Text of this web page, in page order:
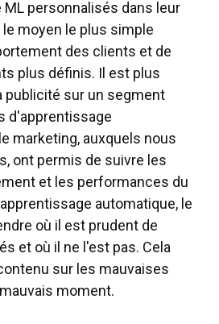
personnalisés dans leur
moyen le plus simple
des clients et de
plus définis. Il est plus
publicité sur un segment
d'apprentissage
marketing, auxquels nous
ont permis de suivre les
et les performances du
automatique, le
où il est prudent de
et où il ne l'est pas. Cela
sur les mauvaises
moment.